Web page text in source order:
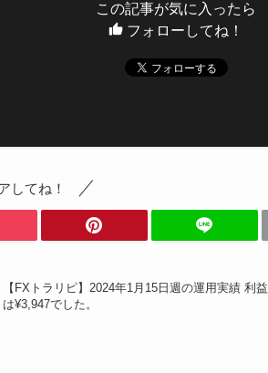
この記事が気に入ったら
フォローしてね！
してね！
【FXトラリピ】2024年1月15日週の運用実績 利益
は¥3,947でした。